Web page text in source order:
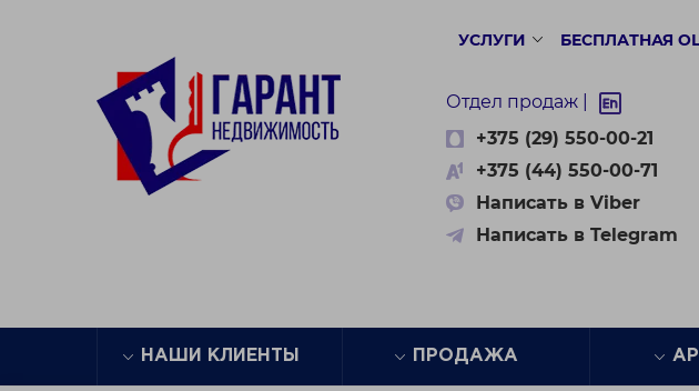
УСЛУГИ БЕСПЛАТНАЯ
Отдел продаж |
+375 (29) 550-00-21
+375 (44) 550-00-71
Написать в Viber
Написать в Telegram
НАШИ КЛИЕНТЫ ПРОДАЖА